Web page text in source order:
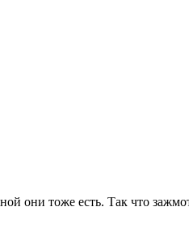
они тоже есть. Так что